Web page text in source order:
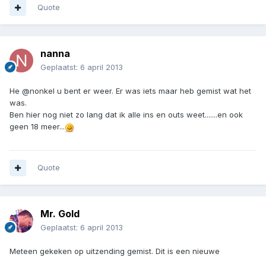
Quote
nanna
Geplaatst: 6 april 2013
He @nonkel u bent er weer. Er was iets maar heb gemist wat het
was.
Ben hier nog niet zo lang dat ik alle ins en outs weet.......en ook
geen 18 meer...
Quote
Mr. Gold
Geplaatst: 6 april 2013
Meteen gekeken op uitzending gemist. Dit is een nieuwe